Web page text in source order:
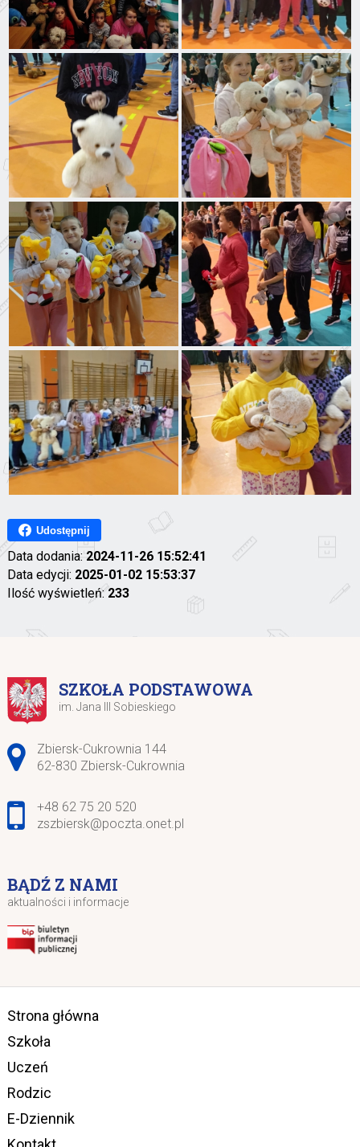
Udostępnij
Data dodania:2024-11-26 15:52:41
Data edycji: 2025-01-02 15:53:37
Ilość wyświetleń:233
SZKOŁA PODSTAWOWA
im. Jana III Sobieskiego
Adres pocztowy:
Zbiersk-Cukrownia 144
62-830 Zbiersk-Cukrownia
+48 62 75 20 520
zszbiersk@poczta.onet.pl
BĄDŹ Z NAMI
aktualności i informacje
Strona główna
Szkoła
Uczeń
Rodzic
E-Dziennik